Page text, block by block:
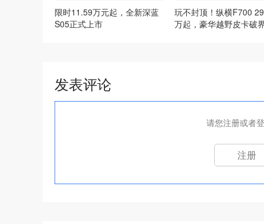
限时11.59万元起，全新深蓝
S05正式上市
玩不封顶！纵横F700
万起，豪华越野皮卡破
发表评论
请您注册或者
注册